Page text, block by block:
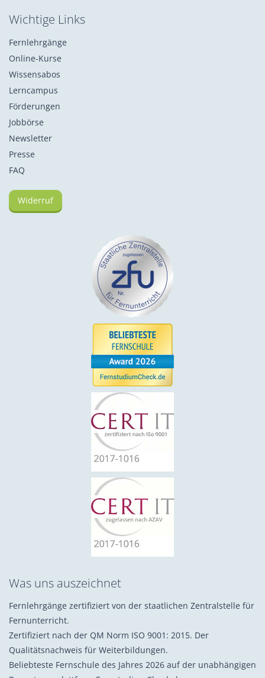
Wichtige Links
Fernlehrgänge
Online-Kurse
Wissensabos
Lerncampus
Förderungen
Jobbörse
Newsletter
Presse
FAQ
Widerruf
Was uns auszeichnet
Fernlehrgänge zertifiziert von der staatlichen Zentralstelle für
Fernunterricht.
Zertifiziert nach der QM Norm ISO 9001: 2015. Der
Qualitätsnachweis für Weiterbildungen.
Beliebteste Fernschule des Jahres 2026 auf der unabhängigen